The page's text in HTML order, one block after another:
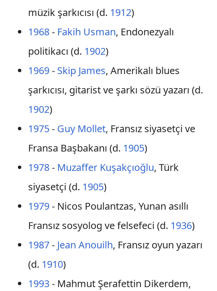
müzik şarkıcısı (d. 1912)
1968- Fakih Usman, Endonezyalı
politikacı (d. 1902)
1969- Skip James, Amerikalı blues
şarkıcısı, gitarist ve şarkı sözü yazarı (d.
1902)
1975- Guy Mollet, Fransız siyasetçi ve
Fransa Başbakanı (d. 1905)
1978- Muzaffer Kuşakçıoğlu, Türk
siyasetçi (d. 1905)
1979- Nicos Poulantzas, Yunan asıllı
Fransız sosyolog ve felsefeci (d. 1936)
1987- Jean Anouilh, Fransız oyun yazarı
(d. 1910)
1993- Mahmut Şerafettin Dikerdem,